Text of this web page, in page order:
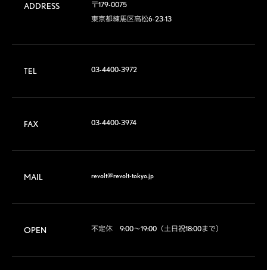
ADDRESS
〒179-0075
東京都練馬区高松6-23-13
TEL 03-4400-3972
FAX 03-4400-3974
MAIL revolt@revolt-tokyo.jp
OPEN 不定休　9:00～19:00（土日祝18:00まで）